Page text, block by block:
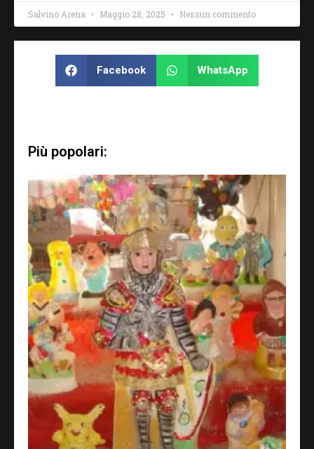
Salvino Arena Maggio 28, 2025 Nessun commento
Facebook WhatsApp
Più popolari: